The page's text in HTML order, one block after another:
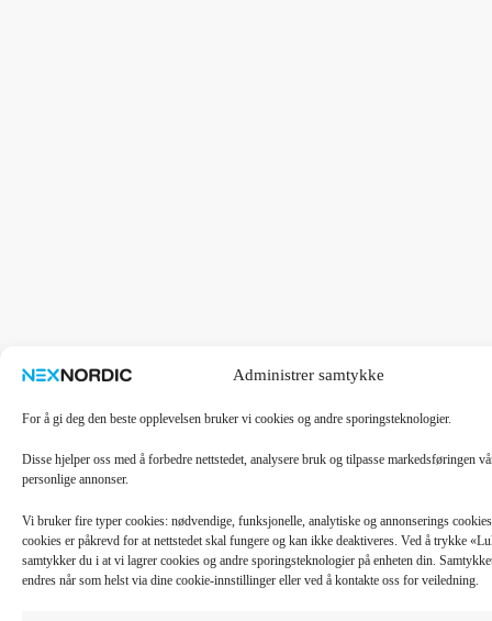
Administrer samtykke
For å gi deg den beste opplevelsen bruker vi cookies og andre sporingsteknologier.
Disse hjelper oss med å forbedre nettstedet, analysere bruk og tilpasse markedsføringen
personlige annonser.
Vi bruker fire typer cookies: nødvendige, funksjonelle, analytiske og annonserings
cookies er påkrevd for at nettstedet skal fungere og kan ikke deaktiveres. Ved å trykke
samtykker du i at vi lagrer cookies og andre sporingsteknologier på enheten din.
endres når som helst via dine cookie-innstillinger eller ved å kontakte oss for veiledning.